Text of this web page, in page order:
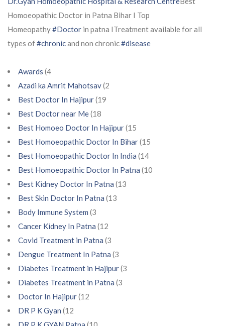
Homoeopathic Doctor in Patna Bihar I Top
Homeopathy#Doctor in patna ITreatment available for all
types of#chronicand non chronic#disease
Awards (4
Azadi ka Amrit Mahotsav(2
Best Doctor In Hajipur(19
Best Doctor near Me(18
Best Homoeo Doctor In Hajipur(15
Best Homoeopathic Doctor In Bihar(15
Best Homoeopathic Doctor In India (14
Best Homoeopathic Doctor In Patna (10
Best Kidney Doctor In Patna (13
Best Skin Doctor In Patna (13
Body Immune System (3
Cancer Kidney In Patna (12
Covid Treatment in Patna (3
Dengue Treatment In Patna (3
Diabetes Treatment in Hajipur(3
Diabetes Treatment in Patna (3
Doctor In Hajipur(12
DR P K Gyan (12